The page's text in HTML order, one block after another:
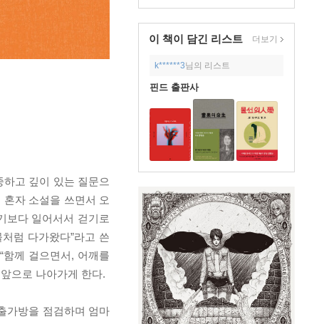
이 책이 담긴 리스트 더보기
k******3님의 리스트
핀드 출판사
하고 깊이 있는 질문으
자 소설을 쓰면서 오
보다 일어서서 걷기로
럼 다가왔다”라고 쓴
께 걸으면서, 어깨를
으로 나아가게 한다.
가방을 점검하며 엄마